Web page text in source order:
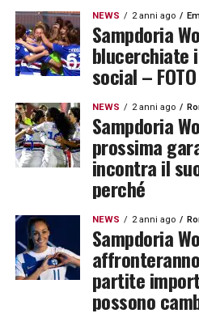
NEWS 2 anni ago
Sampdoria
blucerchiate
social – FOTO
NEWS 2 anni ago
Sampdoria
prossima
incontra il
perché
NEWS 2 anni ago
Sampdoria
partite
possono